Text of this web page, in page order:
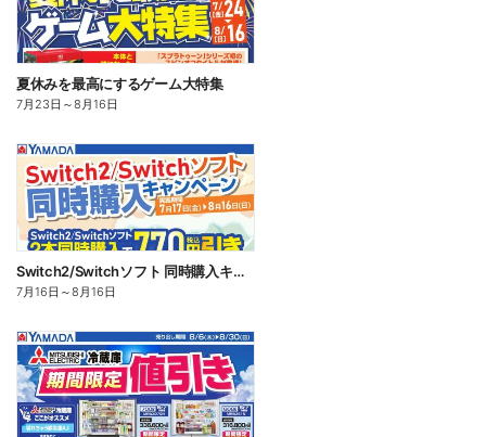
夏休みを最高にするゲーム大特集
7月23日 ～8月16日
Switch2/Switchソフト 同時購入キャンペーン
7月16日 ～8月16日